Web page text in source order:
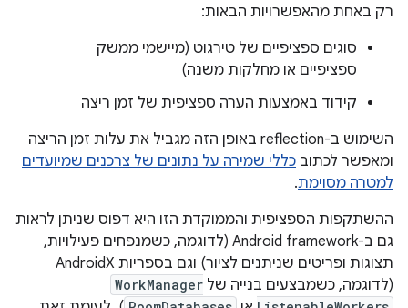
רק באחת מהאפשרויות הבאות:
סוגים ספציפיים של טירגוט (מיישמי ממשק
ספציפיים או מחלקות משנה)
קידוד באמצעות הערה ספציפית של זמן ריצה
השימוש ב-reflection באופן הזה מגביל את עלות זמן הריצה
ומאפשר לכתוב כללי שמירה על נתונים של צרכנים שמיועדים
למטרה מסוימת.
ההשתקפות הספציפית והממוקדת הזו היא דפוס שניתן לראות
גם ב-Android framework (לדוגמה, כשמנפחים פעילויות,
תצוגות ופריטים שניתנים לציור) וגם בספריות AndroidX
(לדוגמה, כשמבצעים בנייה של WorkManager